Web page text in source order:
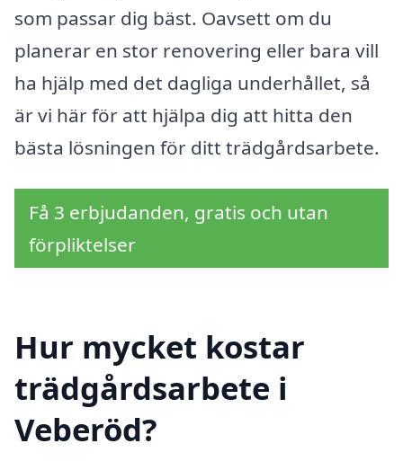
som passar dig bäst. Oavsett om du
planerar en stor renovering eller bara vill
ha hjälp med det dagliga underhållet, så
är vi här för att hjälpa dig att hitta den
bästa lösningen för ditt trädgårdsarbete.
Få 3 erbjudanden, gratis och utan
förpliktelser
Hur mycket kostar
trädgårdsarbete i
Veberöd?